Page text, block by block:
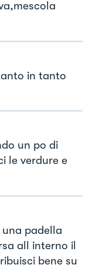
in tanto
un po di
le verdure e
padella
all interno il
bene su